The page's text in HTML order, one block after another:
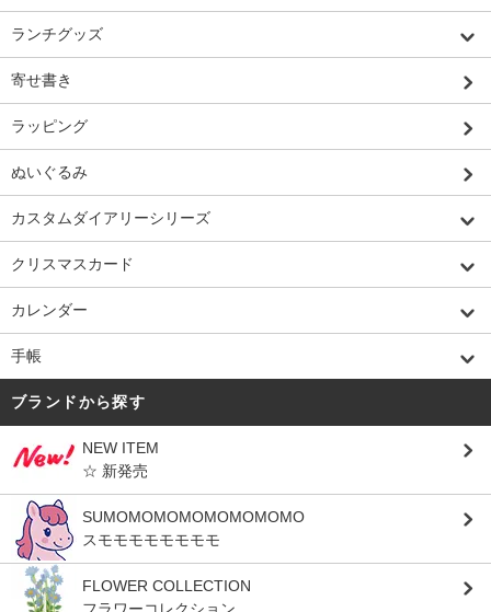
ランチグッズ
寄せ書き
ラッピング
ぬいぐるみ
カスタムダイアリーシリーズ
クリスマスカード
カレンダー
手帳
ブランドから探す
NEW ITEM
☆ 新発売
SUMOMOMOMOMOMOMOMO
スモモモモモモモモ
FLOWER COLLECTION